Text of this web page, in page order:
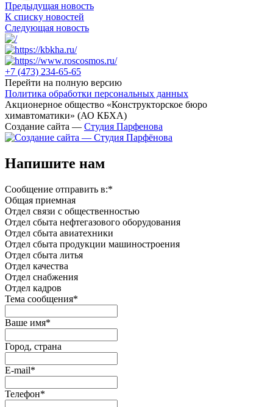
Предыдущая новость
К списку новостей
Следующая новость
+7 (473) 234-65-65
Перейти на полную версию
Политика обработки персональных данных
Акционерное общество «Конструкторское бюро
химавтоматики» (АО КБХА)
Создание сайта — Студия Парфенова
Напишите нам
Сообщение отправить в:*
Общая приемная
Отдел связи с общественностью
Oтдел сбыта нефтегазового оборудования
Отдел сбыта авиатехники
Отдел сбыта продукции машиностроения
Отдел сбыта литья
Отдел качества
Oтдел снабжения
Отдел кадров
Тема сообщения*
Ваше имя*
Город, страна
E-mail*
Телефон*